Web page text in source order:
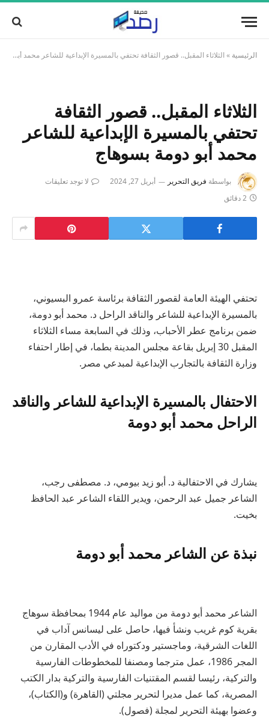
الرئيسية » الثلاثاء المقبل.. قصور الثقافة تحتفي بالمسيرة الإبداعية للشاعر محمد أبو دومة بسوهاج
الثلاثاء المقبل.. قصور الثقافة
تحتفي بالمسيرة الإبداعية للشاعر
محمد أبو دومة بسوهاج
بواسطة فريق التحرير أبريل 27, 2024
لا توجد تعليقات
2 دقائق
تحتفي الهيئة العامة لقصور الثقافة برئاسة عمرو البسيوني،
بالمسيرة الإبداعية للشاعر والناقد الراحل د. محمد أبو دومة،
ضمن برنامج عطر الأحباب، وذلك في السابعة مساء الثلاثاء
المقبل 30 إبريل بقاعة مجلس المدينة بطما، في إطار احتفاء
وزارة الثقافة بالتجارب الإبداعية لمبدعي مصر.
الاحتفال بالمسيرة الإبداعية للشاعر والناقد
الراحل محمد أبو دومة
يشارك في الاحتفالية د. أبو زيد بيومي، د. مصطفى رجب،
الشاعر جميل عبد الرحمن، ويدير اللقاء الشاعر عبد الحافظ
بخيت.
نبذة عن الشاعر محمد أبو دومة
الشاعر محمد أبو دومة من مواليد عام 1944 بمحافظة سوهاج
بقرية كوم غريب ونشأ فيها، حاصل على ليسانس آداب في
اللغات الشرقية، وماجستير ودكتوراه في الأدب المقارن من
المجر 1986، عمل مترجما ومصنفا للمخطوطات الفارسية
والتركية، رئيسا لقسم المقتنيات الفارسية والتركية بدار الكتب
المصرية، كما عمل مديرا لتحرير مجلتي (القاهرة) و(الكتاب)،
وعضوا بهيئة التحرير لمجلة (فصول).